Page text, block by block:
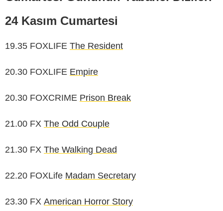
24 Kasım Cumartesi
19.35 FOXLIFE The Resident
20.30 FOXLIFE Empire
20.30 FOXCRIME Prison Break
21.00 FX The Odd Couple
21.30 FX The Walking Dead
22.20 FOXLife Madam Secretary
23.30 FX American Horror Story